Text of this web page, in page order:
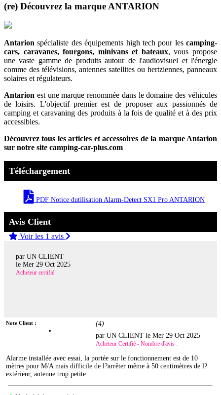
(re) Découvrez la marque ANTARION
Antarion spécialiste des équipements high tech pour les camping-
cars, caravanes, fourgons, minivans et bateaux, vous propose
une vaste gamme de produits autour de l'audiovisuel et l'énergie
comme des télévisions, antennes satellites ou hertziennes, panneaux
solaires et régulateurs.
Antarion est une marque renommée dans le domaine des véhicules
de loisirs. L'objectif premier est de proposer aux passionnés de
camping et caravaning des produits à la fois de qualité et à des prix
accessibles.
Découvrez tous les articles et accessoires de la marque Antarion
sur notre site camping-car-plus.com
Téléchargement
PDF Notice dutilisation Alarm-Detect SX1 Pro ANTARION
Avis Client
Voir les 1 avis
par UN CLIENT
le Mer 29 Oct 2025
Acheteur certifié
Note Client : (4)
par UN CLIENT leMer 29 Oct 2025
Acheteur Certifié - Nombre d'avis :
Alarme installée avec essai, la portée sur le fonctionnement est de 10
mètres pour M/A mais difficile de l?arrêter même à 50 centimètres de l?
extérieur, antenne trop petite.